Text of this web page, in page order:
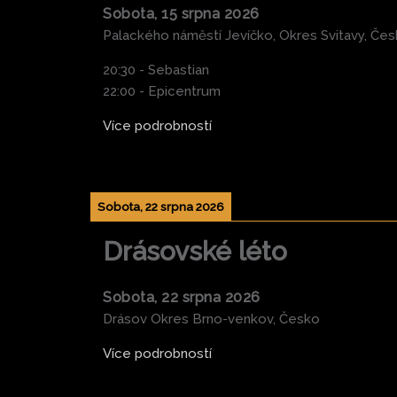
Sobota, 15 srpna 2026
Palackého náměstí Jevíčko, Okres Svitavy,
20:30 - Sebastian
22:00 - Epicentrum
Více podrobností
Sobota, 22 srpna 2026
Drásovské léto
Sobota, 22 srpna 2026
Drásov Okres Brno-venkov, Česko
Více podrobností